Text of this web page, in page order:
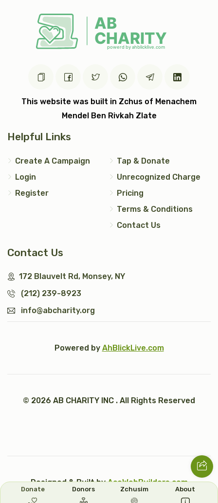
$2,600.00
כתר תורה
$5,000.00
כתונת (2)
$7,200.00
עצי חיים (2)
$7,200.00
טס כסף
This website was built in Zchus of Menachem
Mendel Ben Rivkah Zlate
Helpful Links
Create A Campaign
Login
Register
Tap & Donate
Unrecognized Charge
Pricing
Terms & Conditions
Contact Us
Contact Us
172 Blauvelt Rd, Monsey, NY
(212) 239-8923
info@abcharity.org
Powered by AhBlickLive.com
© 2026 AB CHARITY INC . All Rights Reserved
Designed & Built byAceWebBuilders.com
Donate Donors Zchusim About